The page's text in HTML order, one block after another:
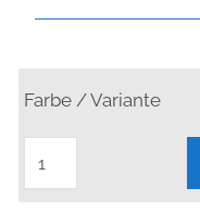
Farbe / Variante